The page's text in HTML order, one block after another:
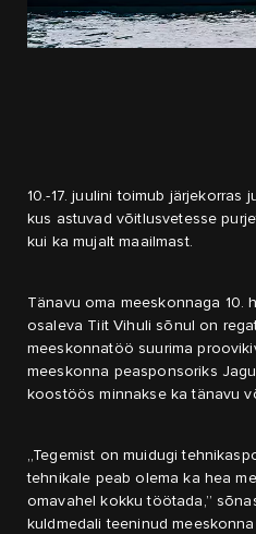
10.-17. juulini toimub järjekorras
kus astuvad võitlusvetesse
kui ka mujalt maailmast.
Tänavu oma meeskonnaga 10.
osaleva Tiit Vihuli sõnul on
meeskonnatöö suurima
meeskonna peasponsoriks
koostöös minnakse ka tänavu
„Tegemist on muidugi
tehnikale peab olema ka hea
omavahel kokku töötada,”
kuldmedali teeninud